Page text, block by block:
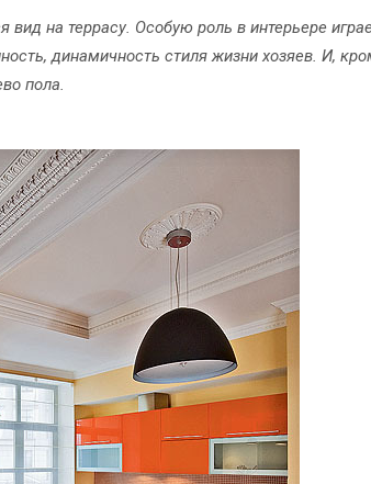
вид на террасу. Особую роль в интерьере
динамичность стиля жизни хозяев. И,
пола.